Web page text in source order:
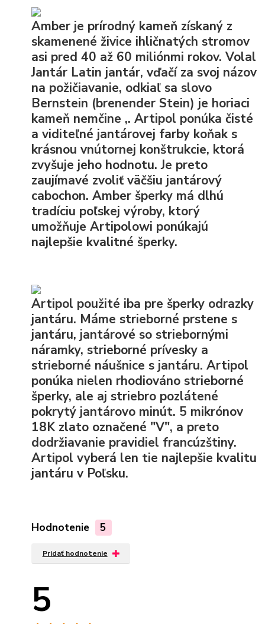
Amber je prírodný kameň získaný z
skamenené živice ihličnatých stromov
asi pred 40 až 60 miliónmi rokov. Volal
Jantár Latin jantár, vďačí za svoj názov
na požičiavanie, odkiaľ sa slovo
Bernstein (brenender Stein) je horiaci
kameň nemčine ,. Artipol ponúka čisté
a viditeľné jantárovej farby koňak s
krásnou vnútornej konštrukcie, ktorá
zvyšuje jeho hodnotu. Je preto
zaujímavé zvoliť väčšiu jantárový
cabochon. Amber šperky má dlhú
tradíciu poľskej výroby, ktorý
umožňuje Artipolowi ponúkajú
najlepšie kvalitné šperky.
Artipol použité iba pre šperky odrazky
jantáru. Máme strieborné prstene s
jantáru, jantárové so striebornými
náramky, strieborné prívesky a
strieborné náušnice s jantáru. Artipol
ponúka nielen rhodiováno strieborné
šperky, ale aj striebro pozlátené
pokrytý jantárovo minút. 5 mikrónov
18K zlato označené "V", a preto
dodržiavanie pravidiel francúzštiny.
Artipol vyberá len tie najlepšie kvalitu
jantáru v Poľsku.
Hodnotenie 5
Pridať hodnotenie
5